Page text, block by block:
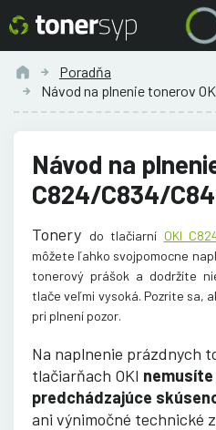
Poradňa
Návod na plnenie tonerov
Návod na
C824/C834/
Tonery do tlačiarní OKI
môžete ľahko svojpomocne
tonerový prášok a dodržíte
tlače veľmi vysoká. Pozrite sa,
pri plnení pozor.
Na naplnenie prázdnych
tlačiarňach OKI
predchádzajúce
ani výnimočné technické